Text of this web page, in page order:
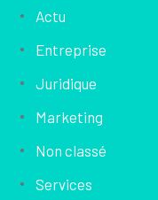
Actu
Entreprise
Juridique
Marketing
Non classé
Services